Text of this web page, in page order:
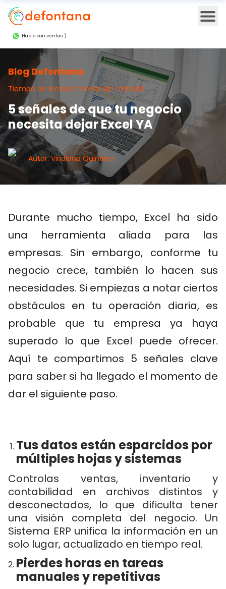
Habla con ventas :)
Blog Defontana
Tiempo de lectura: menos de 1 minuto
5 señales de que tu negocio
necesita dejar Excel YA
Autor: Viridiana Quintero
Durante mucho tiempo, Excel ha sido
una herramienta aliada para las
empresas. Sin embargo, conforme tu
negocio crece, también lo hacen sus
necesidades. Si empiezas a notar ciertos
obstáculos en tu operación diaria, es
probable que tu empresa ya haya
superado lo que Excel puede ofrecer.
Aquí te compartimos 5 señales clave
para saber si ha llegado el momento de
dar el siguiente paso.
Tus datos están esparcidos por
múltiples hojas y sistemas
Controlas ventas, inventario y
contabilidad en archivos distintos y
desconectados, lo que dificulta tener
una visión completa del negocio. Un
Sistema ERP unifica la información en un
solo lugar, actualizado en tiempo real.
Pierdes horas en tareas
manuales y repetitivas